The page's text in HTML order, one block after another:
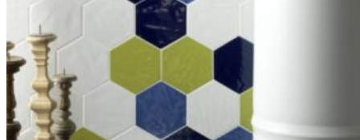
กระเบื้อง Brand
Blezz
Kenzai
Cotto
Kera
etc.